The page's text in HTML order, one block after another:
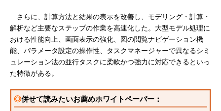
さらに、計算方法と結果の表示を改善し、モデリング・計算・
解析など主要なステップの作業を高速化した。大型モデル処理に
おける性能向上、画面表示の強化、図の閲覧ナビゲーション機
能、パラメータ設定の操作性、タスクマネージャーで異なるシミ
ュレーション法の並行タスクに柔軟かつ強力に対応できるといっ
た特徴がある。
◎併せて読みたいお薦めホワイトペーパー：